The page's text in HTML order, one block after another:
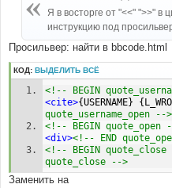
Я в восторге от "<<" ">>" в
инструкцию под
Просильвер: найти в bbcode.html
КОД: ВЫДЕЛИТЬ ВСЁ
<!-- BEGIN
<cite>{USERNAME}
quote_username_open -->
<!-- BEGIN quote_open
<div><!-- END
<!-- BEGIN
quote_close -->
Заменить на